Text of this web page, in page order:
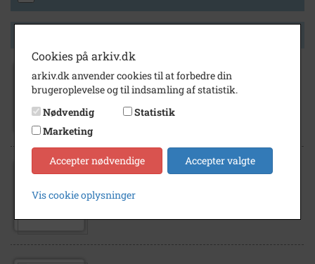
1995
Regnbuehuset (Fountain House)
Cookies på arkiv.dk
arkiv.dk anvender cookies til at forbedre din
brugeroplevelse og til indsamling af statistik.
Nødvendig
Statistik
Marketing
Accepter nødvendige Accepter valgte
Vis cookie oplysninger